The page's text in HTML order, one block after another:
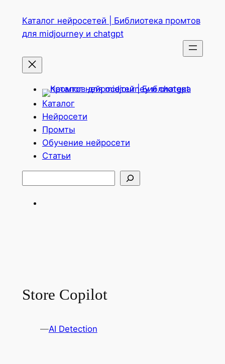
содержимому
Каталог нейросетей | Библиотека промтов
для midjourney и chatgpt
Каталог
Нейросети
Промты
Обучение нейросети
Статьи
Store Copilot
—AI Detection